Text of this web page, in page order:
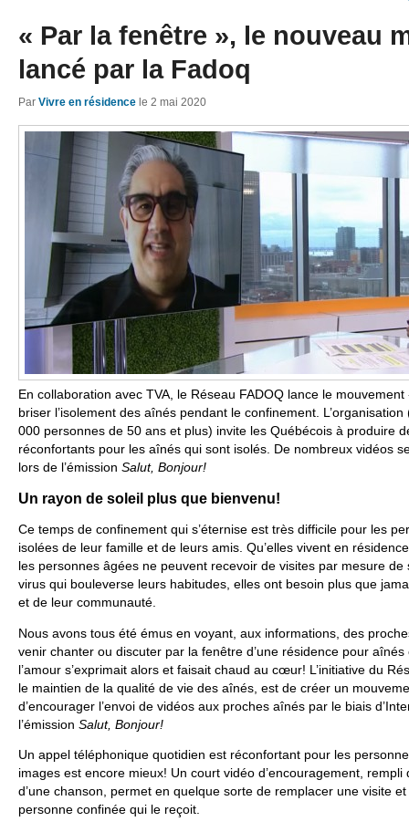
« Par la fenêtre », le nouveau
lancé par la Fadoq
Par Vivre en résidence le 2 mai 2020
En collaboration avec TVA, le Réseau FADOQ lance le
briser l’isolement des aînés pendant le confinement.
000 personnes de 50 ans et plus) invite les Québécois à produire
réconfortants pour les aînés qui sont isolés. De nombreux vidéos
lors de l’émission Salut, Bonjour!
Un rayon de soleil plus que bienvenu!
Ce temps de confinement qui s’éternise est très difficile pour les
isolées de leur famille et de leurs amis. Qu’elles vivent en
les personnes âgées ne peuvent recevoir de visites par mesure
virus qui bouleverse leurs habitudes, elles ont besoin plus que
et de leur communauté.
Nous avons tous été émus en voyant, aux informations, des
venir chanter ou discuter par la fenêtre d’une résidence pour
l’amour s’exprimait alors et faisait chaud au cœur! L’initiative du
le maintien de la qualité de vie des aînés, est de créer un
d’encourager l’envoi de vidéos aux proches aînés par le biais
l’émission Salut, Bonjour!
Un appel téléphonique quotidien est réconfortant pour les
images est encore mieux! Un court vidéo d’encouragement,
d’une chanson, permet en quelque sorte de remplacer une visite
personne confinée qui le reçoit.